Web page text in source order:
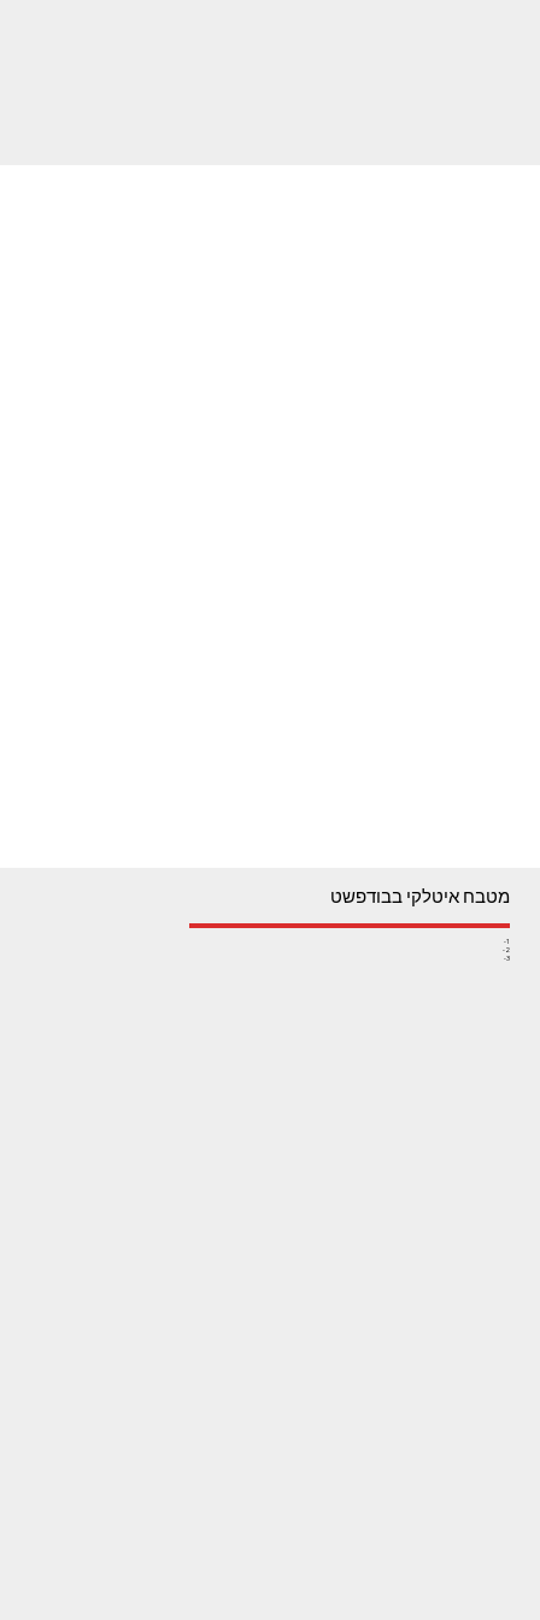
מטבח איטלקי בבודפשט
1-
2-
3-